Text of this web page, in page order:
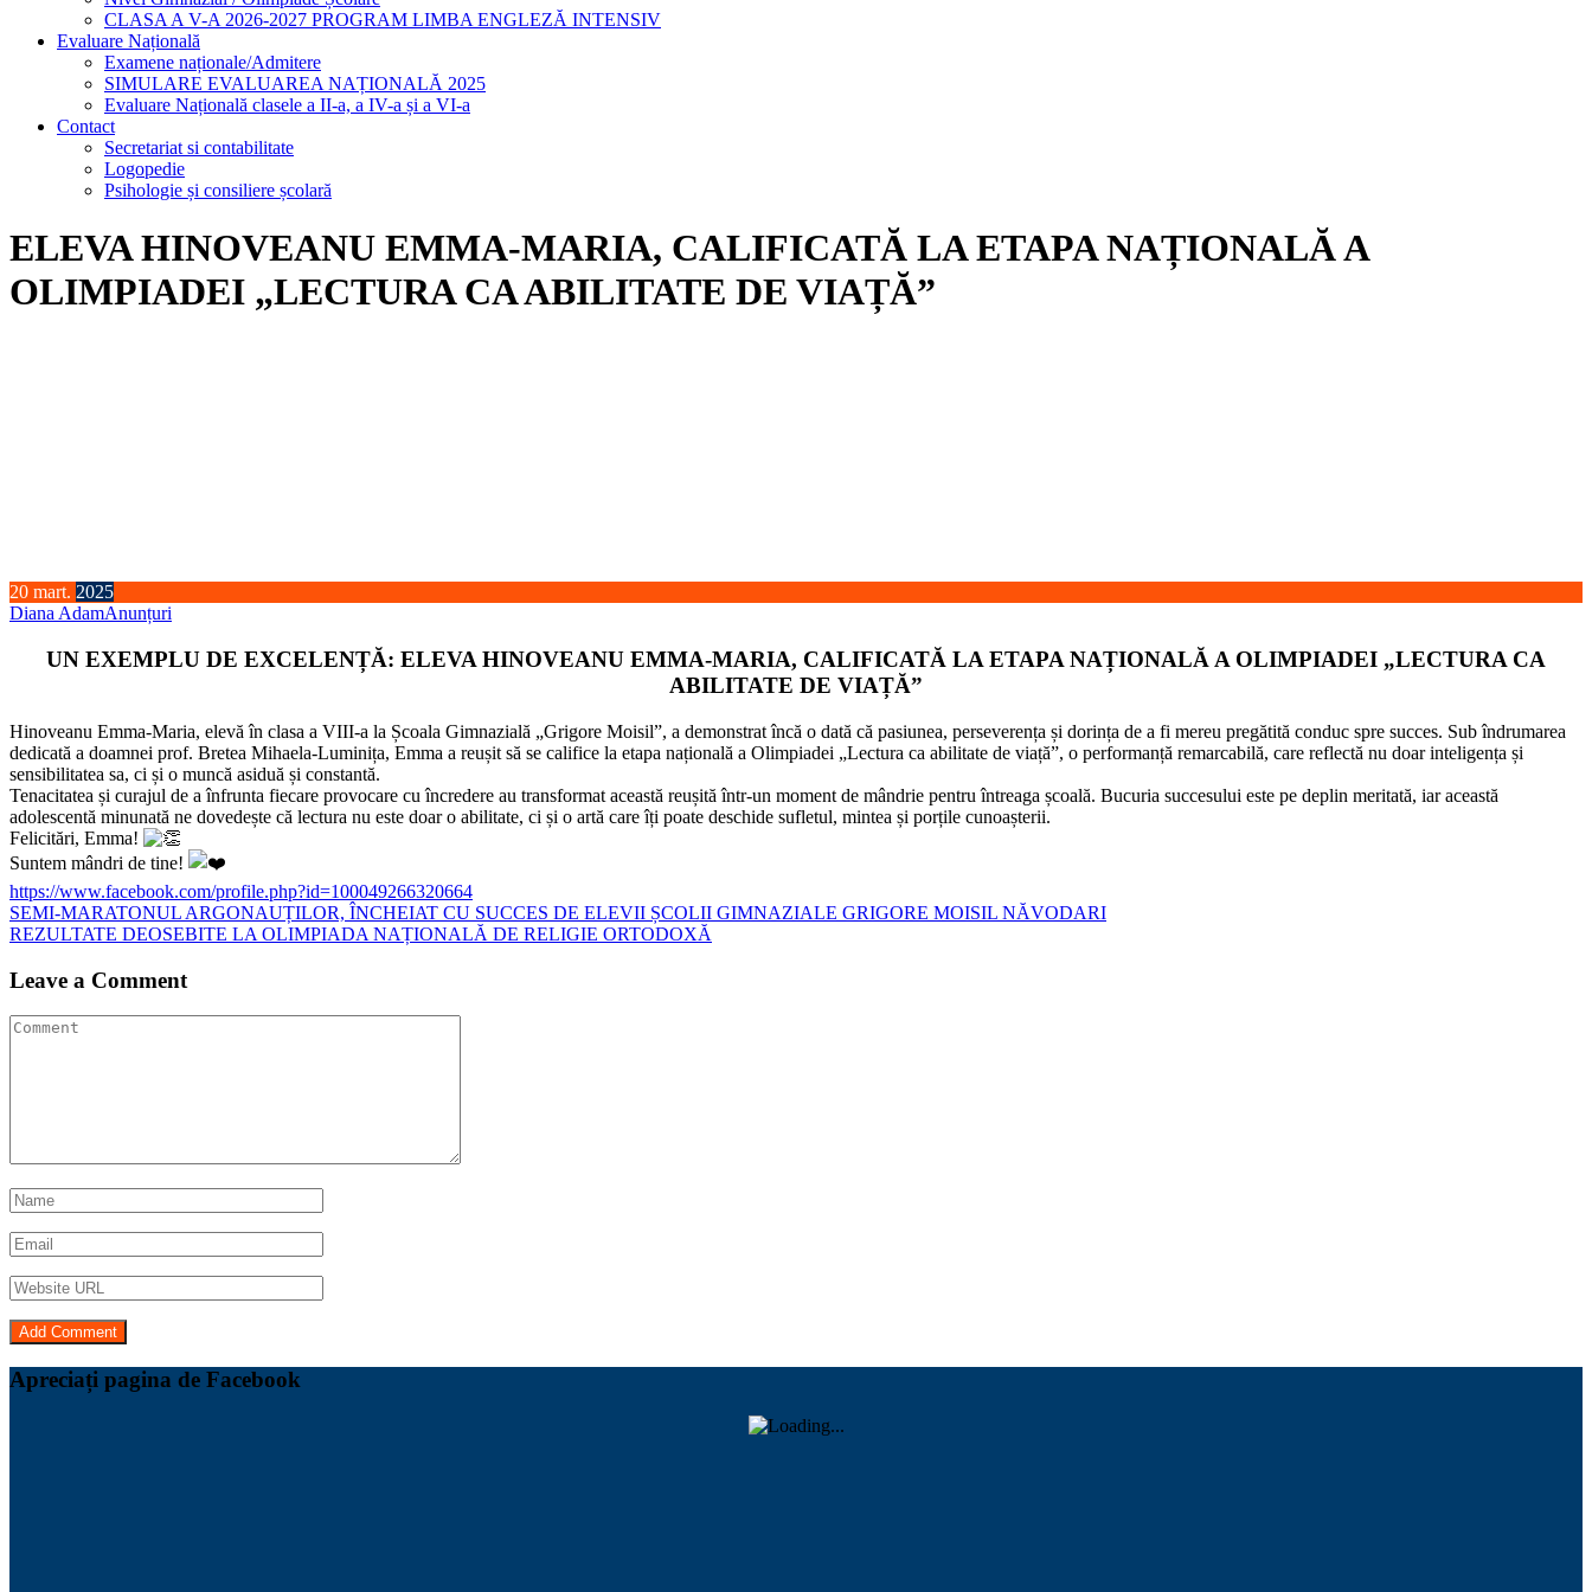
CLASA A V-A 2026-2027 PROGRAM LIMBA ENGLEZĂ INTENSIV
Evaluare Națională
Examene naționale/Admitere
SIMULARE EVALUAREA NAȚIONALĂ 2025
Evaluare Națională clasele a II-a, a IV-a și a VI-a
Contact
Secretariat si contabilitate
Logopedie
Psihologie și consiliere școlară
ELEVA HINOVEANU EMMA-MARIA, CALIFICATĂ LA ETAPA NAȚIONALĂ A
OLIMPIADEI „LECTURA CA ABILITATE DE VIAȚĂ”
20 mart. 2025
Diana AdamAnunțuri
UN EXEMPLU DE EXCELENȚĂ: ELEVA HINOVEANU EMMA-MARIA, CALIFICATĂ LA ETAPA NAȚIONALĂ A OLIMPIADEI „LECTURA CA
ABILITATE DE VIAȚĂ”
Hinoveanu Emma-Maria, elevă în clasa a VIII-a la Școala Gimnazială „Grigore Moisil”, a demonstrat încă o dată că pasiunea, perseverența și dorința de a fi mereu pregătită conduc spre succes. Sub îndrumarea
dedicată a doamnei prof. Bretea Mihaela-Luminița, Emma a reușit să se califice la etapa națională a Olimpiadei „Lectura ca abilitate de viață”, o performanță remarcabilă, care reflectă nu doar inteligența și
sensibilitatea sa, ci și o muncă asiduă și constantă.
Tenacitatea și curajul de a înfrunta fiecare provocare cu încredere au transformat această reușită într-un moment de mândrie pentru întreaga școală. Bucuria succesului este pe deplin meritată, iar această
adolescentă minunată ne dovedește că lectura nu este doar o abilitate, ci și o artă care îți poate deschide sufletul, mintea și porțile cunoașterii.
Felicitări, Emma!
Suntem mândri de tine!
https://www.facebook.com/profile.php?id=100049266320664
Navigare
în
articole
SEMI-MARATONUL ARGONAUȚILOR, ÎNCHEIAT CU SUCCES DE ELEVII ȘCOLII GIMNAZIALE GRIGORE MOISIL NĂVODARI
REZULTATE DEOSEBITE LA OLIMPIADA NAȚIONALĂ DE RELIGIE ORTODOXĂ
Leave a Comment
Apreciați pagina de Facebook